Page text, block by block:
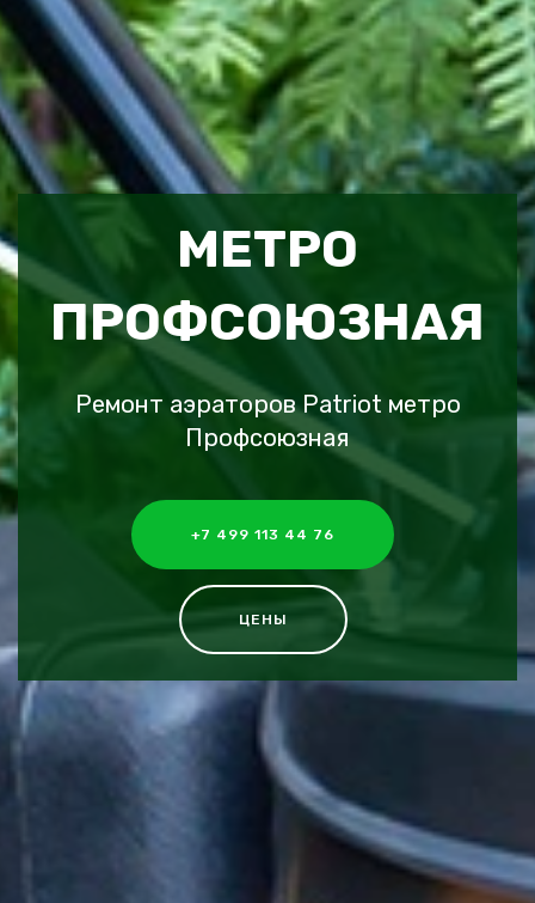
МЕТРО
ПРОФСОЮЗНАЯ
Ремонт аэраторов Patriot метро
Профсоюзная
+7 499 113 44 76
ЦЕНЫ